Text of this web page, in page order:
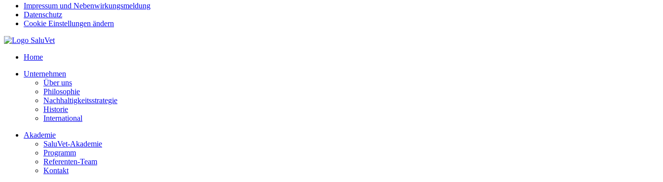
Impressum und Nebenwirkungsmeldung
Datenschutz
Cookie Einstellungen ändern
Home
Unternehmen
Über uns
Philosophie
Nachhaltigkeitsstrategie
Historie
International
Akademie
SaluVet-Akademie
Programm
Referenten-Team
Kontakt